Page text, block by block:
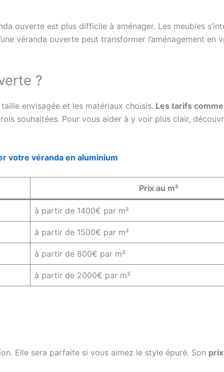
ouverte est plus difficile à aménager. Les meubles
véranda ouverte peut transformer l’aménagement en
?
envisagée et les matériaux choisis. Les tarifs
souhaitées. Pour vous aider à y voir plus clair,
votre véranda en aluminium
Prix au m²
à partir de 1400€ par m²
à partir de 1500€ par m²
à partir de 800€ par m²
à partir de 2000€ par m²
Elle sera parfaite si vous aimez le style épuré. Son